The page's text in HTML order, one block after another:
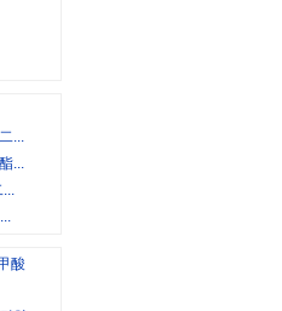
...
...
...
酸